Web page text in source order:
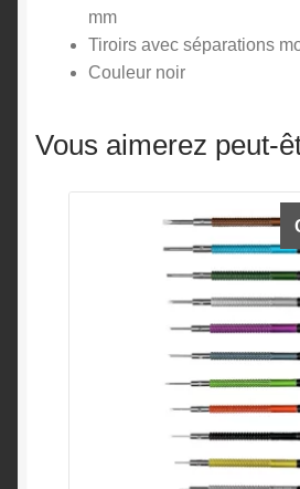
mm
Tiroirs avec séparations
Couleur noir
Vous aimerez peut-